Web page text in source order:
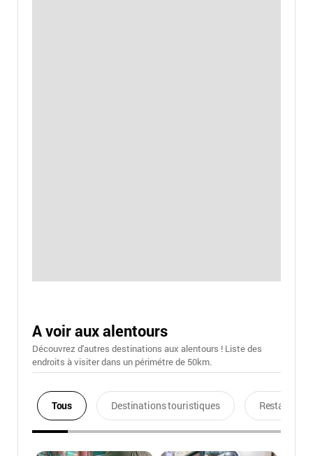
A voir aux alentours
Découvrez d'autres destinations aux alentours ! Liste des
endroits à visiter dans un périmétre de 50km.
Tous Destinations touristiques Restaurants